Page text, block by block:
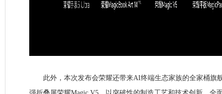
此外，本次发布会荣耀还带来AI终端生态家族的全家桶旗